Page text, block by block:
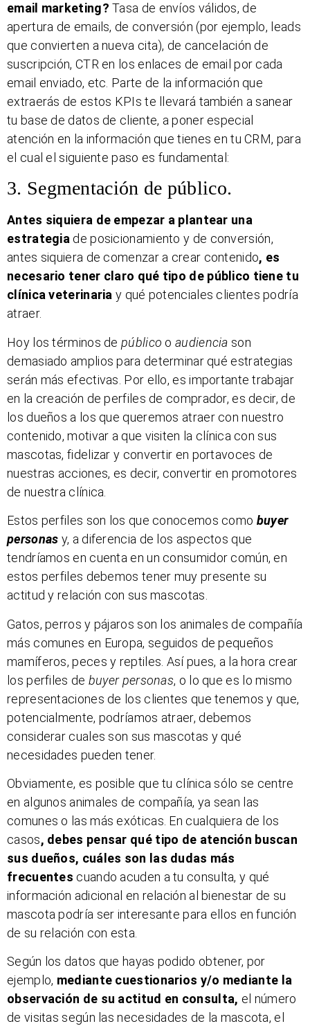
email marketing?Tasa de envíos válidos, de
apertura de emails, de conversión (por ejemplo, leads
que convierten a nueva cita), de cancelación de
suscripción, CTR en los enlaces de email por cada
email enviado, etc. Parte de la información que
extraerás de estos KPIs te llevará también a sanear
tu base de datos de cliente, a poner especial
atención en la información que tienes en tu CRM, para
el cual el siguiente paso es fundamental:
3. Segmentación de público.
Antes siquiera de empezar a plantear una
estrategia de posicionamiento y de conversión,
antes siquiera de comenzar a crear contenido, es
necesario tener claro qué tipo de público tiene tu
clínica veterinaria y qué potenciales clientes podría
atraer.
Hoy los términos de público oaudiencia son
demasiado amplios para determinar qué estrategias
serán más efectivas. Por ello, es importante trabajar
en la creación de perfiles de comprador, es decir, de
los dueños a los que queremos atraer con nuestro
contenido, motivar a que visiten la clínica con sus
mascotas, fidelizar y convertir en portavoces de
nuestras acciones, es decir, convertir en promotores
de nuestra clínica.
Estos perfiles son los que conocemos como buyer
personas y, a diferencia de los aspectos que
tendríamos en cuenta en un consumidor común, en
estos perfiles debemos tener muy presente su
actitud y relación con sus mascotas.
Gatos, perros y pájaros son los animales de compañía
más comunes en Europa, seguidos de pequeños
mamíferos, peces y reptiles. Así pues, a la hora crear
los perfiles de buyer personas, o lo que es lo mismo
representaciones de los clientes que tenemos y que,
potencialmente, podríamos atraer, debemos
considerar cuales son sus mascotas y qué
necesidades pueden tener.
Obviamente, es posible que tu clínica sólo se centre
en algunos animales de compañía, ya sean las
comunes o las más exóticas. En cualquiera de los
casos, debes pensar qué tipo de atención buscan
sus dueños, cuáles son las dudas más
frecuentes cuando acuden a tu consulta, y qué
información adicional en relación al bienestar de su
mascota podría ser interesante para ellos en función
de su relación con esta.
Según los datos que hayas podido obtener, por
ejemplo, mediante cuestionarios y/o mediante la
observación de su actitud en consulta, el número
de visitas según las necesidades de la mascota, el